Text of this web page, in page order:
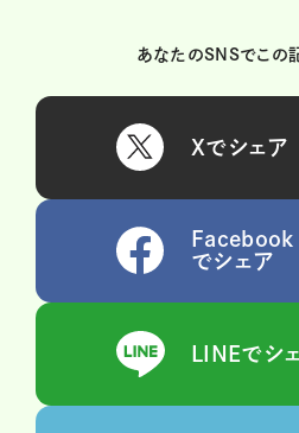
あなたのSNSでこの
Xでシェア
Facebook
でシェア
LINEでシ